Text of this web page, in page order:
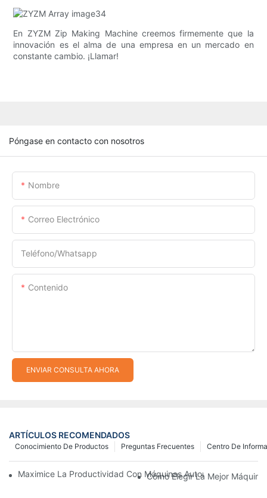
En ZYZM Zip Making Machine creemos firmemente que la
innovación es el alma de una empresa en un mercado en
constante cambio. ¡Llamar!
Póngase en contacto con nosotros
Nombre
Correo Electrónico
Teléfono/whatsapp
Contenido
ENVIAR CONSULTA AHORA
ARTÍCULOS RECOMENDADOS
Centro De
Preguntas Frecuentes
Conocimiento De Productos
Maximice La Productividad Con Máquinas Automáticas Para
Cómo Elegir La Mejor